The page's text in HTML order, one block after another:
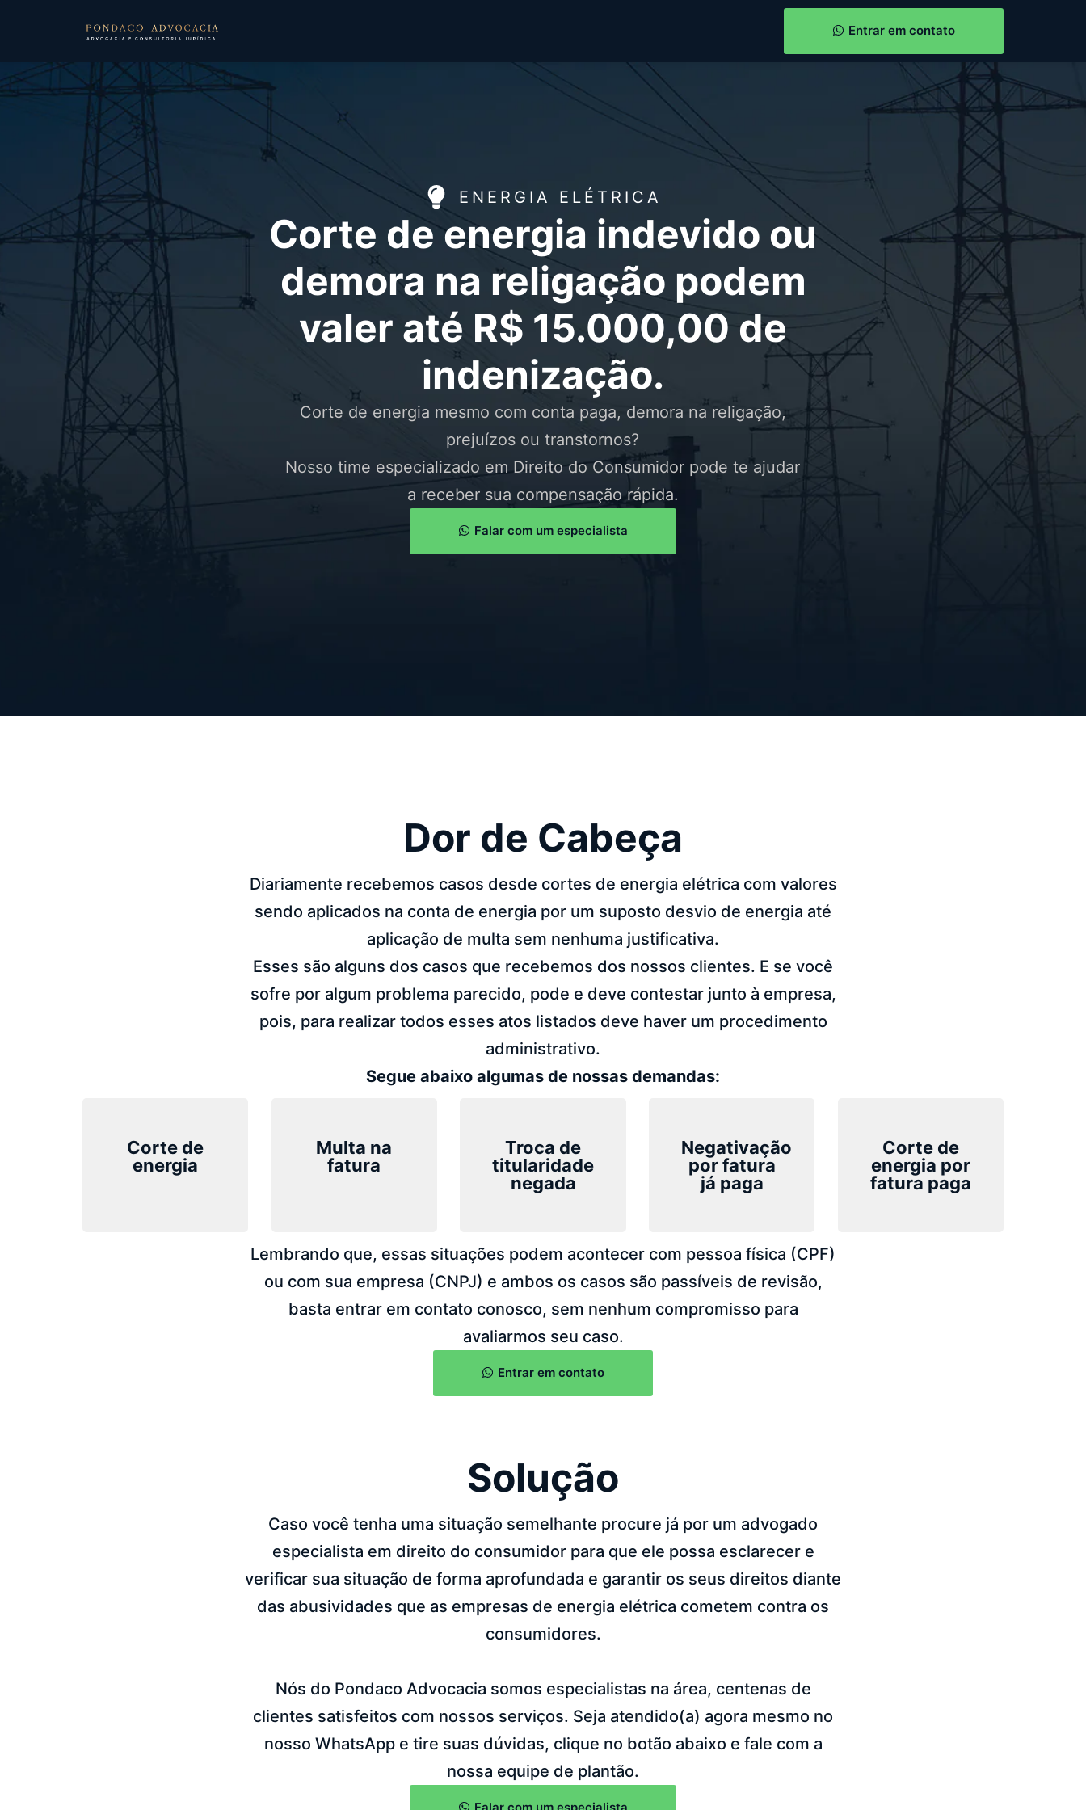
Entrar em contato
ENERGIA ELÉTRICA
Corte de energia indevido ou
demora na religação podem
valer até R$ 15.000,00 de
indenização.
Corte de energia mesmo com conta paga, demora na religação,
prejuízos ou transtornos?
Nosso time especializado em Direito do Consumidor pode te ajudar
a receber sua compensação rápida.
Falar com um especialista
Dor de Cabeça
Diariamente recebemos casos desde cortes de energia elétrica com valores
sendo aplicados na conta de energia por um suposto desvio de energia até
aplicação de multa sem nenhuma justificativa.
Esses são alguns dos casos que recebemos dos nossos clientes. E se você
sofre por algum problema parecido, pode e deve contestar junto à empresa,
pois, para realizar todos esses atos listados deve haver um procedimento
administrativo.
Segue abaixo algumas de nossas demandas:
Corte de
energia
Multa na
fatura
Troca de
titularidade
negada
Negativação
por fatura
já paga
Corte de
energia por
fatura paga
Lembrando que, essas situações podem acontecer com pessoa física (CPF)
ou com sua empresa (CNPJ) e ambos os casos são passíveis de revisão,
basta entrar em contato conosco, sem nenhum compromisso para
avaliarmos seu caso.
Entrar em contato
Solução
Caso você tenha uma situação semelhante procure já por um advogado
especialista em direito do consumidor para que ele possa esclarecer e
verificar sua situação de forma aprofundada e garantir os seus direitos diante
das abusividades que as empresas de energia elétrica cometem contra os
consumidores.
Nós do Pondaco Advocacia somos especialistas na área, centenas de
clientes satisfeitos com nossos serviços. Seja atendido(a) agora mesmo no
nosso WhatsApp e tire suas dúvidas, clique no botão abaixo e fale com a
nossa equipe de plantão.